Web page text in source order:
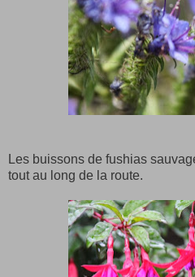
Les buissons de fushias
tout au long de la route.